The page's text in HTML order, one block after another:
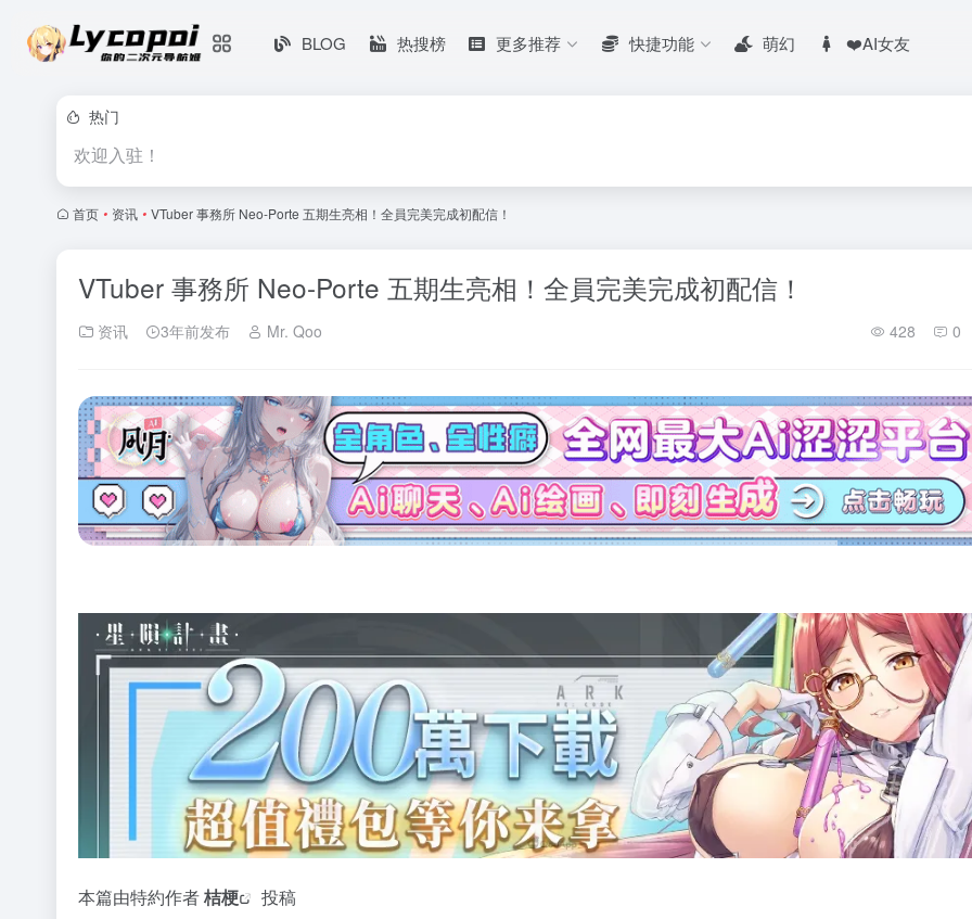
BLOG 热搜榜 更多推荐 快捷功能 萌幻 ❤️AI女友
热门
欢迎入驻！
首页 • 资讯 • VTuber 事務所 Neo-Porte 五期生亮相！全員完美完成初配信！
VTuber 事務所 Neo-Porte 五期生亮相！全員完美完成初配信！
资讯 3年前发布 Mr. Qoo 428 0
本篇由特約作者桔梗 投稿